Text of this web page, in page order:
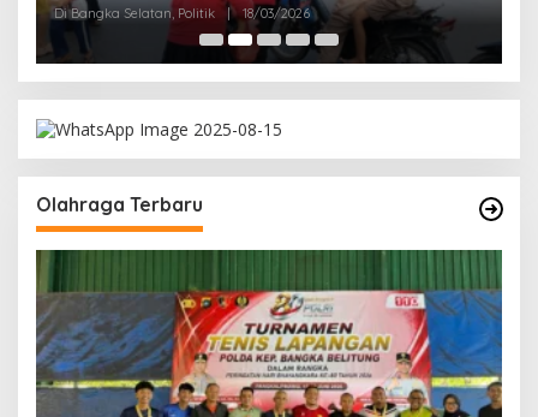
Di Bangka Selatan, Politik | 18/03/2026
Olahraga Terbaru